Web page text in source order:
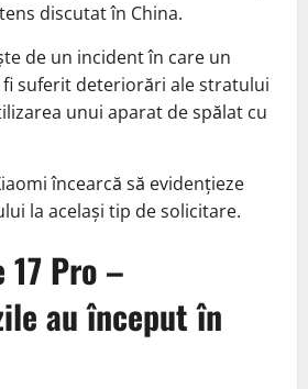
discutat în China.
de un incident în care un
suferit deteriorări ale stratului
unui aparat de spălat cu
încearcă să evidențieze
la același tip de solicitare.
17 Pro –
au început în